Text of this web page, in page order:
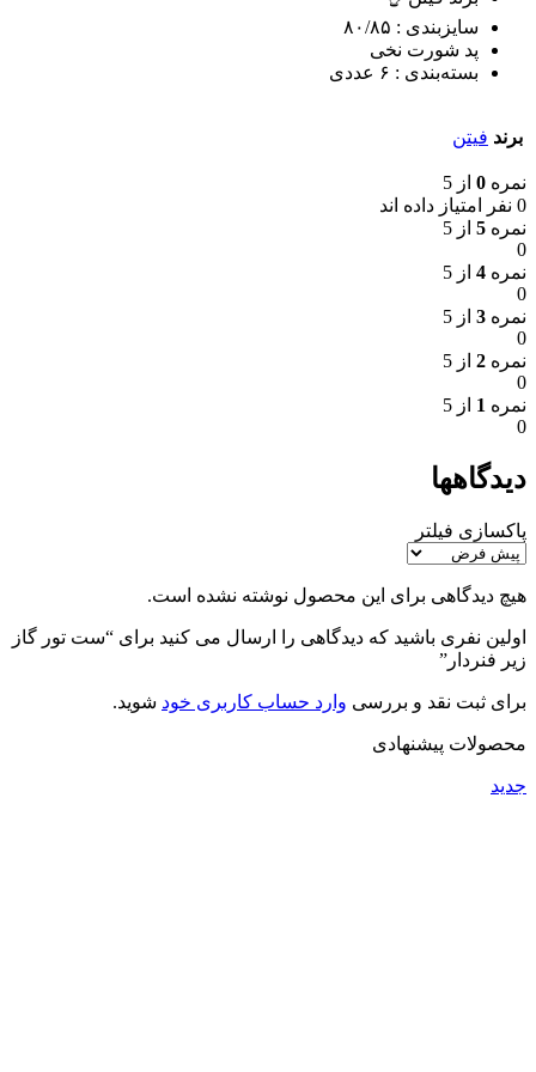
سایزبندی : ٨٠/٨۵
پد شورت نخی
بسته‌بندی : ۶ عددی
برند فیتن
نمره 0 از 5
0 نفر امتیاز داده اند
نمره 5 از 5
0
نمره 4 از 5
0
نمره 3 از 5
0
نمره 2 از 5
0
نمره 1 از 5
0
دیدگاهها
پاکسازی فیلتر
هیچ دیدگاهی برای این محصول نوشته نشده است.
اولین نفری باشید که دیدگاهی را ارسال می کنید برای “ست تور گاز
زیر فنردار”
برای ثبت نقد و بررسی وارد حساب کاربری خود شوید.
محصولات پیشنهادی
جدید